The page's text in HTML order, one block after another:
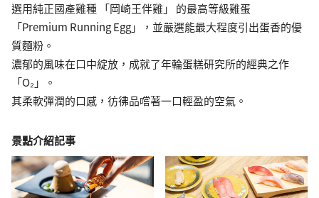
選用純正國產雞種 「岡崎王伴雞」 的最高等級雞蛋
「Premium Running Egg」，並嚴選能最大程度引出蛋香的優
質麵粉。
濃郁的風味在口中綻放，成就了年輪蛋糕研究所的經典之作
「O₂」。
其柔軟彈潤的口感，彷彿品嚐著一口輕盈的空氣。
景點介紹記事